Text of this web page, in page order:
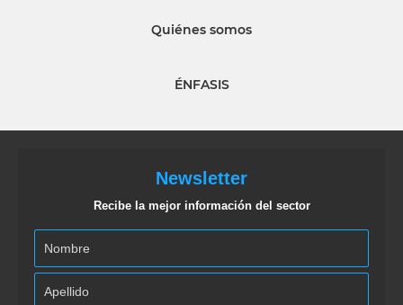
Quiénes somos
ÉNFASIS
Newsletter
Recibe la mejor información del sector